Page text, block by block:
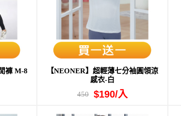
褲 M-8
【NEONER】超輕薄七分袖圓領涼
感衣-白
450
$190/入